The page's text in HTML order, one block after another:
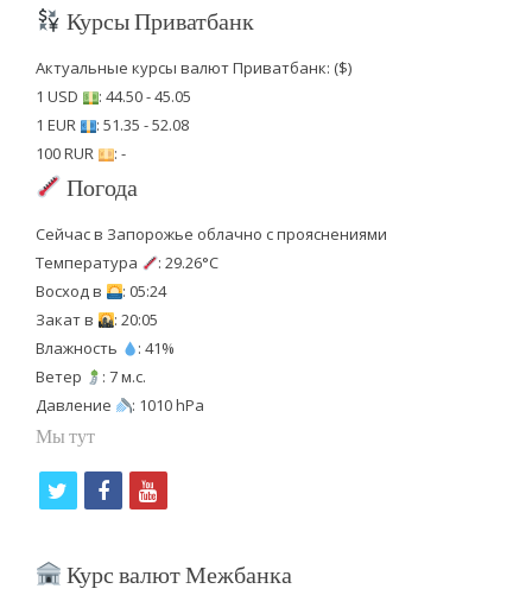
Курсы Приватбанк
Актуальные курсы валют Приватбанк: ($)
1 USD
: 44.50 - 45.05
1 EUR
: 51.35 - 52.08
100 RUR
: -
Погода
Сейчас в Запорожье облачно с прояснениями
Температура
: 29.26°C
Восход в
: 05:24
Закат в
: 20:05
Влажность
: 41%
Ветер
: 7 м.с.
Давление
: 1010 hPa
Мы тут
i
f
c
y
u
Курс валют Межбанка